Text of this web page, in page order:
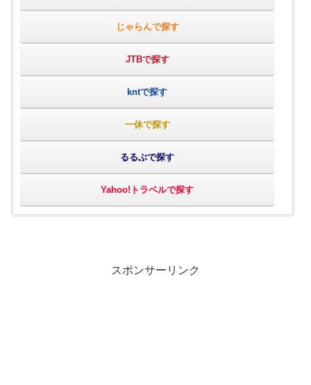
じゃらんで探す
JTBで探す
kntで探す
一休で探す
るるぶで探す
Yahoo!トラベルで探す
スポンサーリンク